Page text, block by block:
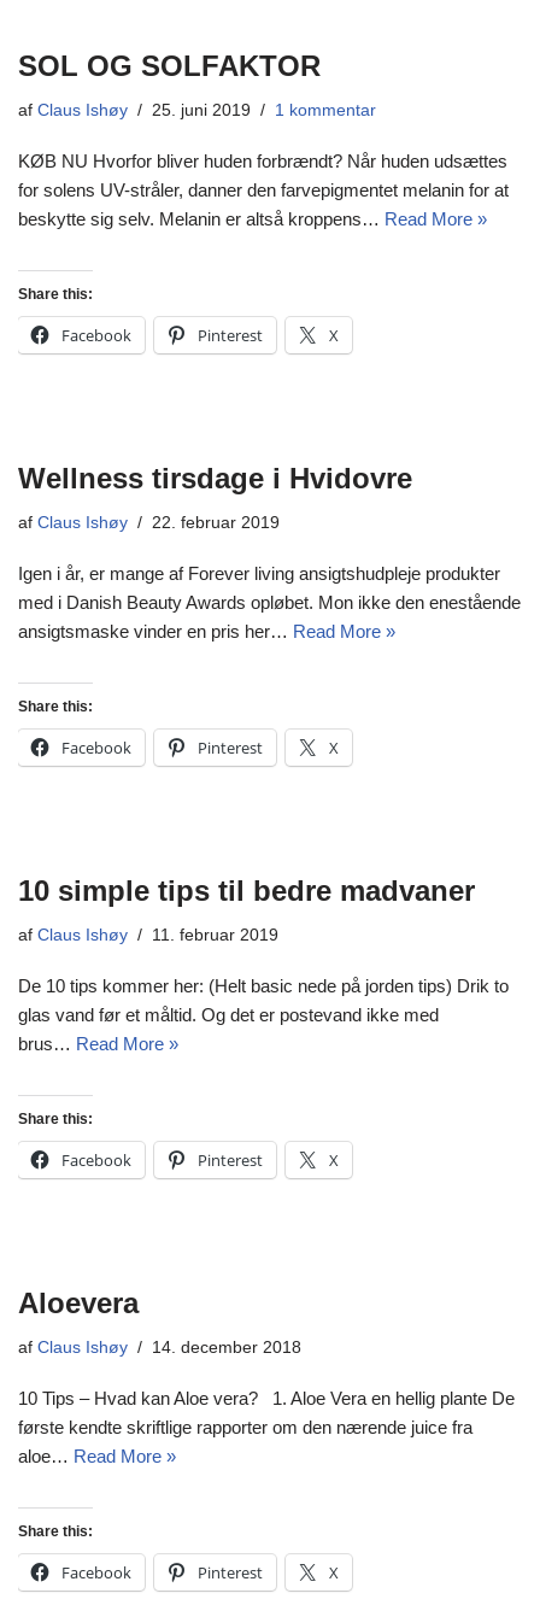
SOL OG SOLFAKTOR
af Claus Ishøy 25. juni 2019 1 kommentar
KØB NU Hvorfor bliver huden forbrændt? Når huden udsættes
for solens UV-stråler, danner den farvepigmentet melanin for at
beskytte sig selv. Melanin er altså kroppens… Read More »
Share this:
Facebook Pinterest X
Wellness tirsdage i Hvidovre
af Claus Ishøy 22. februar 2019
Igen i år, er mange af Forever living ansigtshudpleje produkter
med i Danish Beauty Awards opløbet. Mon ikke den enestående
ansigtsmaske vinder en pris her… Read More »
Share this:
Facebook Pinterest X
10 simple tips til bedre madvaner
af Claus Ishøy 11. februar 2019
De 10 tips kommer her: (Helt basic nede på jorden tips) Drik to
glas vand før et måltid. Og det er postevand ikke med
brus… Read More »
Share this:
Facebook Pinterest X
Aloevera
af Claus Ishøy 14. december 2018
10 Tips – Hvad kan Aloe vera? 1. Aloe Vera en hellig plante De
første kendte skriftlige rapporter om den nærende juice fra
aloe… Read More »
Share this:
Facebook Pinterest X